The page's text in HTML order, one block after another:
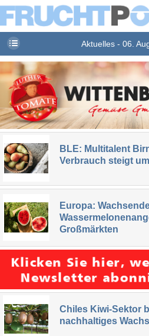
Aktuelles - 06.
BLE: Multitalent
Verbrauch steigt
Europa:
Großmärkten
Chiles Kiwi-Sektor
nachhaltiges